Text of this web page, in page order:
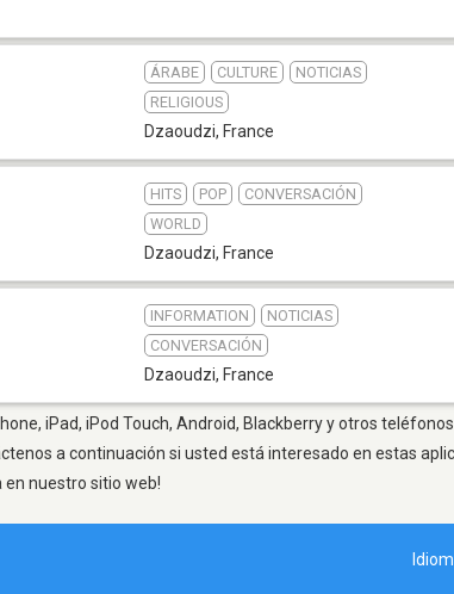
ÁRABE CULTURE
NOTICIAS
RELIGIOUS
Dzaoudzi, France
HITS POP
CONVERSACIÓN
WORLD
Dzaoudzi, France
INFORMATION
NOTICIAS
CONVERSACIÓN
Dzaoudzi, France
iPad, iPod Touch, Android, Blackberry y otros
a continuación si usted está interesado en estas
nuestro sitio web!